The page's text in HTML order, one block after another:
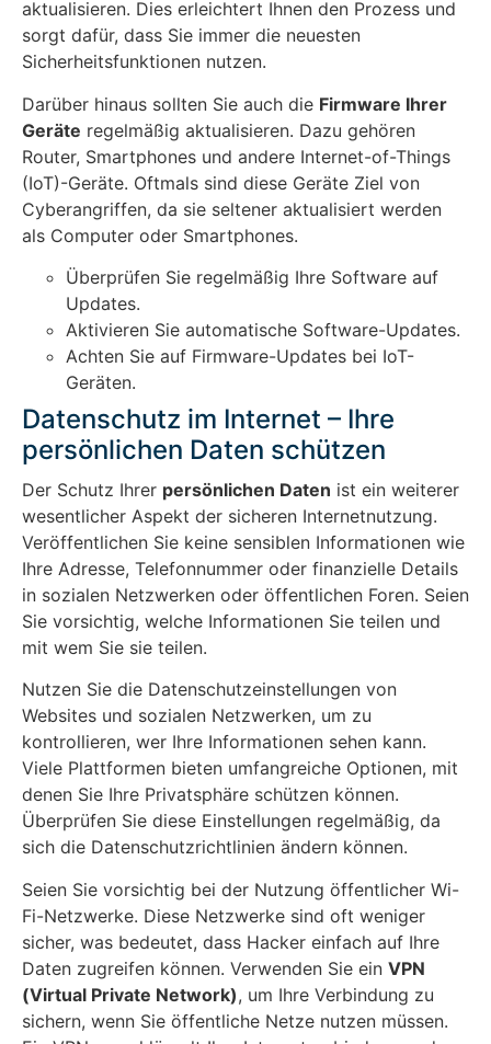
aktualisieren. Dies erleichtert Ihnen den Prozess und
sorgt dafür, dass Sie immer die neuesten
Sicherheitsfunktionen nutzen.
Darüber hinaus sollten Sie auch die Firmware Ihrer
Geräte regelmäßig aktualisieren. Dazu gehören
Router, Smartphones und andere Internet-of-Things
(IoT)-Geräte. Oftmals sind diese Geräte Ziel von
Cyberangriffen, da sie seltener aktualisiert werden
als Computer oder Smartphones.
Überprüfen Sie regelmäßig Ihre Software auf
Updates.
Aktivieren Sie automatische Software-Updates.
Achten Sie auf Firmware-Updates bei IoT-
Geräten.
Datenschutz im Internet – Ihre
persönlichen Daten schützen
Der Schutz Ihrer persönlichen Daten ist ein weiterer
wesentlicher Aspekt der sicheren Internetnutzung.
Veröffentlichen Sie keine sensiblen Informationen wie
Ihre Adresse, Telefonnummer oder finanzielle Details
in sozialen Netzwerken oder öffentlichen Foren. Seien
Sie vorsichtig, welche Informationen Sie teilen und
mit wem Sie sie teilen.
Nutzen Sie die Datenschutzeinstellungen von
Websites und sozialen Netzwerken, um zu
kontrollieren, wer Ihre Informationen sehen kann.
Viele Plattformen bieten umfangreiche Optionen, mit
denen Sie Ihre Privatsphäre schützen können.
Überprüfen Sie diese Einstellungen regelmäßig, da
sich die Datenschutzrichtlinien ändern können.
Seien Sie vorsichtig bei der Nutzung öffentlicher Wi-
Fi-Netzwerke. Diese Netzwerke sind oft weniger
sicher, was bedeutet, dass Hacker einfach auf Ihre
Daten zugreifen können. Verwenden Sie ein VPN
(Virtual Private Network), um Ihre Verbindung zu
sichern, wenn Sie öffentliche Netze nutzen müssen.